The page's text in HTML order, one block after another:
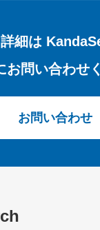
細は
お問い合わせ
お問い合わせ